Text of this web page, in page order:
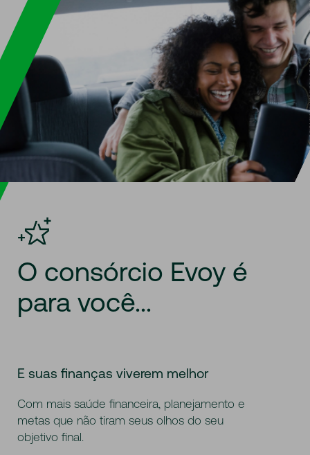
O consórcio Evoy é
para você...
E suas finanças viverem melhor
Com mais saúde financeira, planejamento e
metas que não tiram seus olhos do seu
objetivo final.